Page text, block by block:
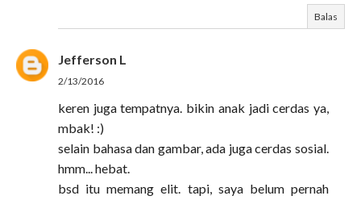
Balas
Jefferson L
2/13/2016
keren juga tempatnya. bikin anak jadi cerdas ya,
mbak! :)
selain bahasa dan gambar, ada juga cerdas sosial.
hmm... hebat.
bsd itu memang elit. tapi, saya belum pernah